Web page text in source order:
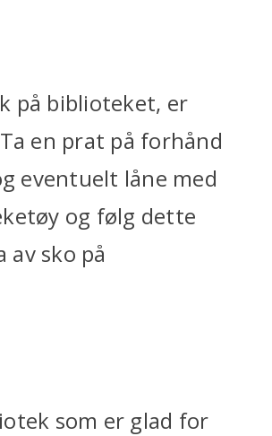
på biblioteket, er
en prat på forhånd
eventuelt låne med
og følg dette
av sko på
som er glad for